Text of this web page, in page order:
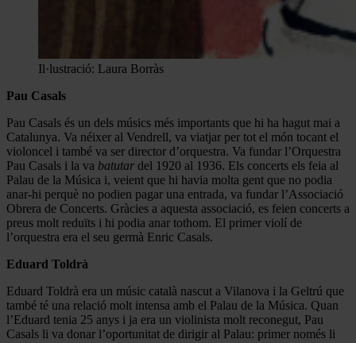
Il·lustració: Laura Borràs
Pau Casals
Pau Casals és un dels músics més importants que hi ha hagut mai a
Catalunya. Va néixer al Vendrell, va viatjar per tot el món tocant el
violoncel i també va ser director d’orquestra. Va fundar l’Orquestra
Pau Casals i la va batutar del 1920 al 1936. Els concerts els feia al
Palau de la Música i, veient que hi havia molta gent que no podia
anar-hi perquè no podien pagar una entrada, va fundar l’Associació
Obrera de Concerts. Gràcies a aquesta associació, es feien concerts a
preus molt reduïts i hi podia anar tothom. El primer violí de
l’orquestra era el seu germà Enric Casals.
Eduard Toldrà
Eduard Toldrà era un músic català nascut a Vilanova i la Geltrú que
també té una relació molt intensa amb el Palau de la Música. Quan
l’Eduard tenia 25 anys i ja era un violinista molt reconegut, Pau
Casals li va donar l’oportunitat de dirigir al Palau: primer només li